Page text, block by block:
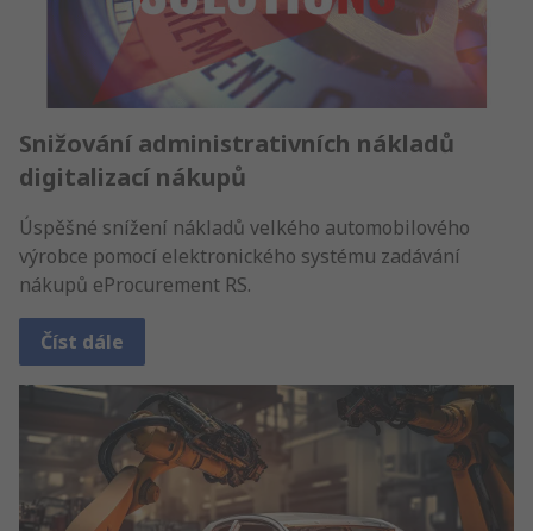
Snižování administrativních nákladů
digitalizací nákupů
Úspěšné snížení nákladů velkého automobilového
výrobce pomocí elektronického systému zadávání
nákupů eProcurement RS.
Číst dále